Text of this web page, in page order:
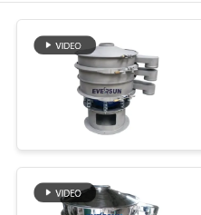
পণ্য
আমাদের
সম্পর্কে